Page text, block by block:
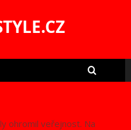
ohromil veřejnost. Na